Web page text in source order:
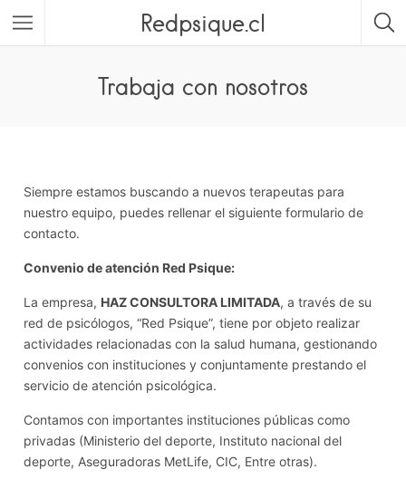
Redpsique.cl
Trabaja con nosotros
Siempre estamos buscando a nuevos terapeutas para
nuestro equipo, puedes rellenar el siguiente formulario de
contacto.
Convenio de atención Red Psique:
La empresa, HAZ CONSULTORA LIMITADA, a través de su
red de psicólogos, “Red Psique”, tiene por objeto realizar
actividades relacionadas con la salud humana, gestionando
convenios con instituciones y conjuntamente prestando el
servicio de atención psicológica.
Contamos con importantes instituciones públicas como
privadas (Ministerio del deporte, Instituto nacional del
deporte, Aseguradoras MetLife, CIC, Entre otras).